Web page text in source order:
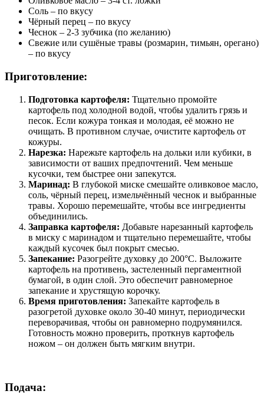
Соль – по вкусу
Чёрный перец – по вкусу
Чеснок – 2-3 зубчика (по желанию)
Свежие или сушёные травы (розмарин, тимьян, орегано)
– по вкусу
Приготовление:
Подготовка картофеля: Тщательно промойте
картофель под холодной водой, чтобы удалить грязь и
песок. Если кожура тонкая и молодая, её можно не
очищать. В противном случае, очистите картофель от
кожуры.
Нарезка: Нарежьте картофель на дольки или кубики, в
зависимости от ваших предпочтений. Чем меньше
кусочки, тем быстрее они запекутся.
Маринад: В глубокой миске смешайте оливковое масло,
соль, чёрный перец, измельчённый чеснок и выбранные
травы. Хорошо перемешайте, чтобы все ингредиенты
объединились.
Заправка картофеля: Добавьте нарезанный картофель
в миску с маринадом и тщательно перемешайте, чтобы
каждый кусочек был покрыт смесью.
Запекание: Разогрейте духовку до 200°C. Выложите
картофель на противень, застеленный пергаментной
бумагой, в один слой. Это обеспечит равномерное
запекание и хрустящую корочку.
Время приготовления: Запекайте картофель в
разогретой духовке около 30-40 минут, периодически
переворачивая, чтобы он равномерно подрумянился.
Готовность можно проверить, проткнув картофель
ножом – он должен быть мягким внутри.
Подача: